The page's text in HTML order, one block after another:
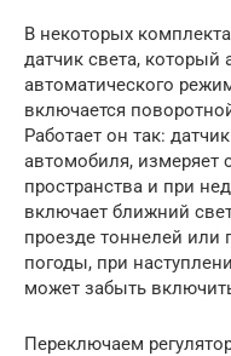
В некоторых
датчик света, который
автоматического
включается
Работает он так:
автомобиля, измеряет
пространства и при
включает ближний
проезде тоннелей
погоды, при
может забыть
Переключаем